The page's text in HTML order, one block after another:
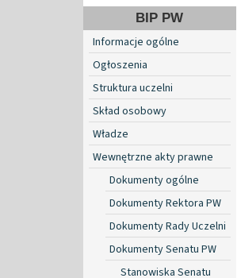
BIP PW
Informacje ogólne
Ogłoszenia
Struktura uczelni
Skład osobowy
Władze
Wewnętrzne akty prawne
Dokumenty ogólne
Dokumenty Rektora PW
Dokumenty Rady Uczelni
Dokumenty Senatu PW
Stanowiska Senatu